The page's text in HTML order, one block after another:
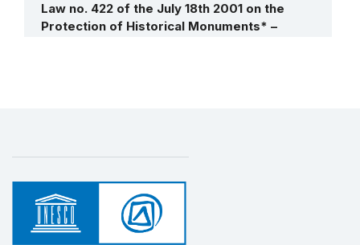
Law no. 422 of the July 18th 2001 on the
Protection of Historical Monuments* –